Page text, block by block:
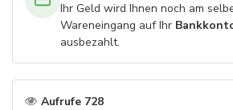
Ihr Geld wird Ihnen noch am
Wareneingang auf Ihr
ausbezahlt.
Aufrufe 728